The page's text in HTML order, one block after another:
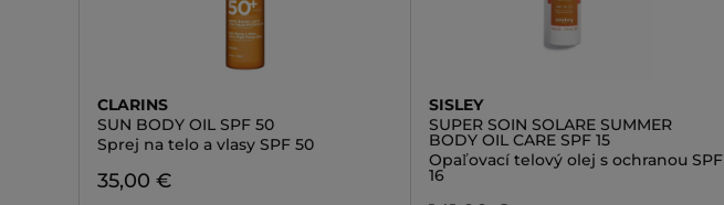
CLARINS
SUN BODY OIL SPF 50
Sprej na telo a vlasy SPF 50
35,00 €
SISLEY
SUPER SOIN SOLARE SUMMER
BODY OIL CARE SPF 15
Opaľovací telový olej s ochranou SPF
16